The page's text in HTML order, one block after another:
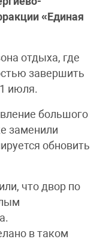
«Единая
отдыха, где
завершить
июля.
большого
заменили
обновить
что двор по
в таком